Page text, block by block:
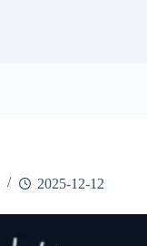
2025-12-12